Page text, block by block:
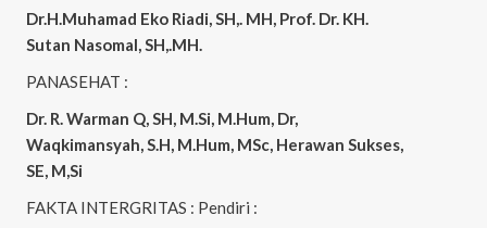
Dr.H.Muhamad Eko Riadi , SH,. MH , Prof. Dr. KH.
Sutan Nasomal, SH,.MH.
PANASEHAT :
Dr. R. Warman Q, SH, M.Si, M.Hum Dr,
Waqkimansyah, S.H, M.Hum, MSc, Herawan Sukses,
SE, M,Si
FAKTA INTERGRITAS : Pendiri :